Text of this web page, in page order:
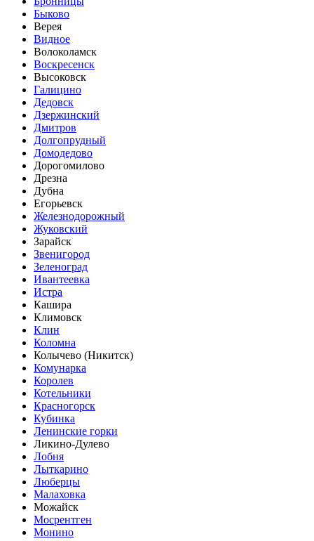
Быково
Верея
Видное
Волоколамск
Воскресенск
Высоковск
Галицино
Дедовск
Дзержинский
Дмитров
Долгопрудный
Домодедово
Дорогомилово
Дрезна
Дубна
Егорьевск
Железнодорожный
Жуковский
Зарайск
Звенигород
Зеленоград
Ивантеевка
Истра
Кашира
Климовск
Клин
Коломна
Колычево (Никитск)
Комунарка
Королев
Котельники
Красногорск
Кубинка
Ленинские горки
Ликино-Дулево
Лобня
Лыткарино
Люберцы
Малаховка
Можайск
Мосрентген
Монино